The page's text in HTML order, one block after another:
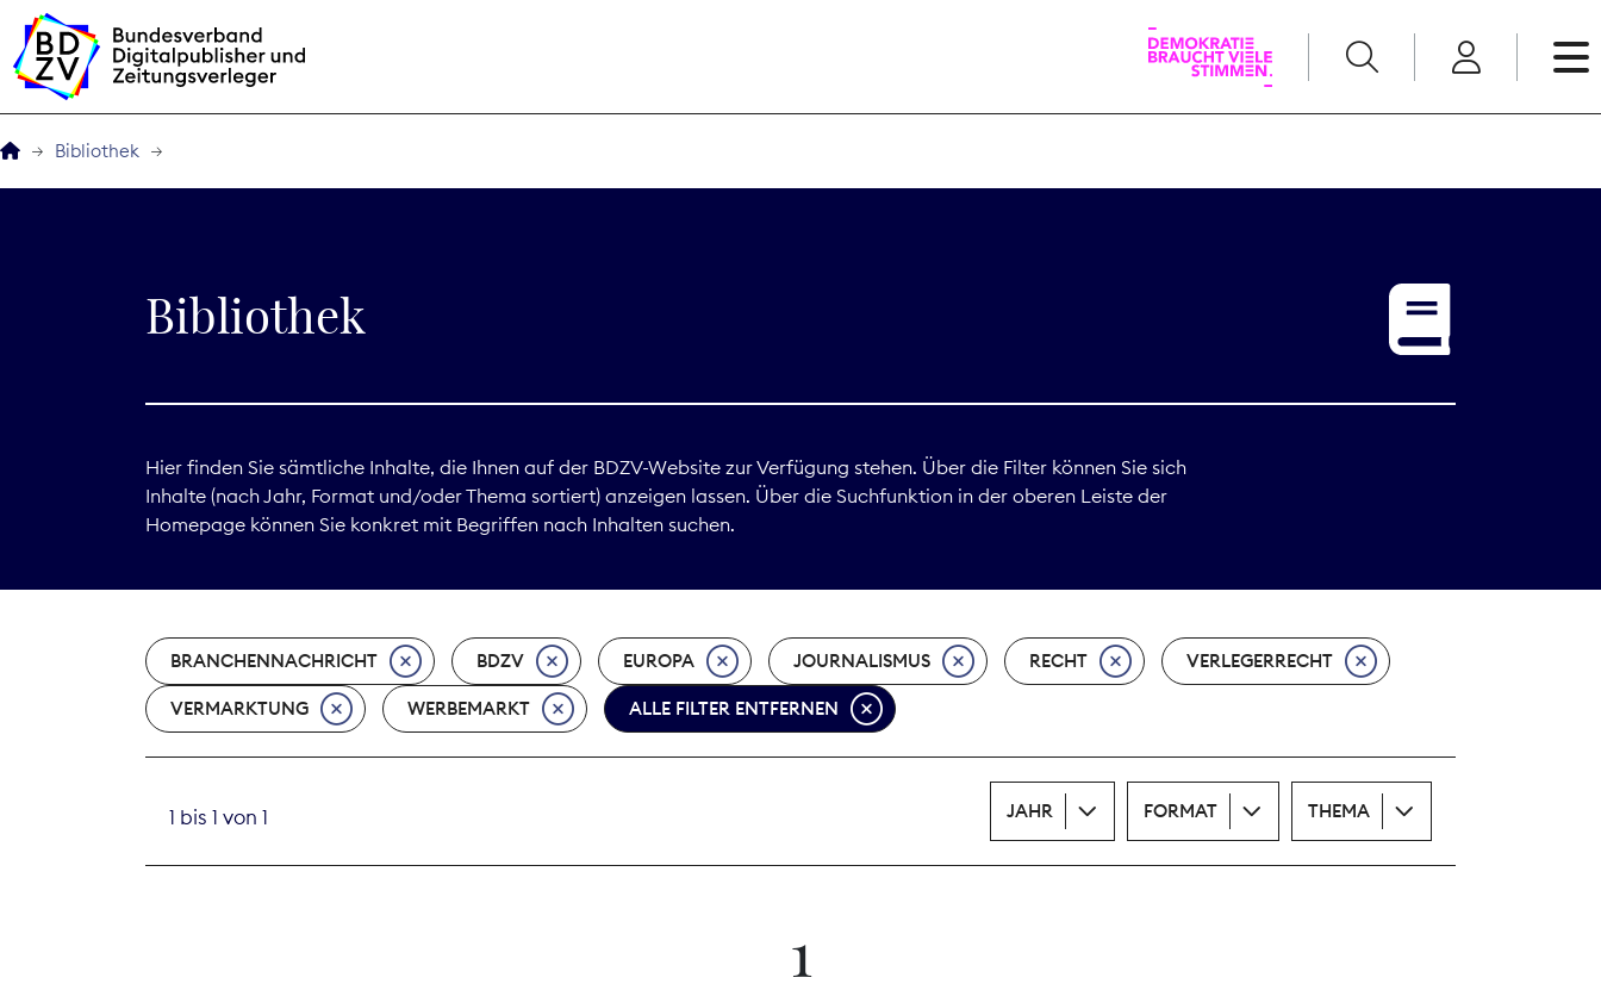
BDZVplus GmbH
Service
Print
Bibliothek
Bibliothek
Hier finden Sie sämtliche Inhalte, die Ihnen auf der BDZV-Website zur Verfügung stehen. Über die Filter können Sie sich
Inhalte (nach Jahr, Format und/oder Thema sortiert) anzeigen lassen. Über die Suchfunktion in der oberen Leiste der
Homepage können Sie konkret mit Begriffen nach Inhalten suchen.
BRANCHENNACHRICHT BDZV EUROPA JOURNALISMUS RECHT VERLEGERRECHT
VERMARKTUNG WERBEMARKT ALLE FILTER ENTFERNEN
1 bis 1 von 1 JAHR FORMAT THEMA
1